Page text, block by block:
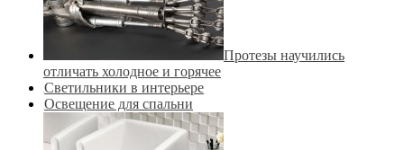
Протезы научились
отличать холодное и горячее
Светильники в интерьере
Освещение для спальни